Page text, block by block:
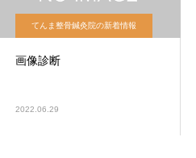
てんま整骨鍼灸院の新着情報
画像診断
2022.06.29